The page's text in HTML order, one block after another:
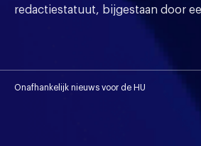
redactiestatuut, bijgestaan door
Onafhankelijk nieuws voor de HU